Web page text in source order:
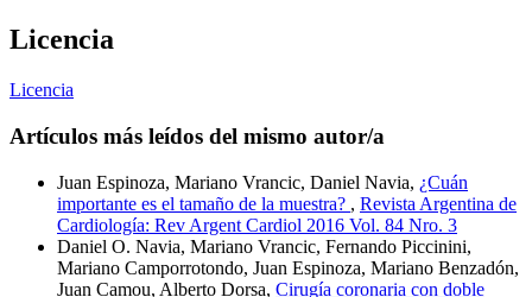
Licencia
Licencia
Artículos más leídos del mismo autor/a
Juan Espinoza, Mariano Vrancic, Daniel Navia, ¿Cuán
importante es el tamaño de la muestra? , Revista Argentina de
Cardiología: Rev Argent Cardiol 2016 Vol. 84 Nro. 3
Daniel O. Navia, Mariano Vrancic, Fernando Piccinini,
Mariano Camporrotondo, Juan Espinoza, Mariano Benzadón,
Juan Camou, Alberto Dorsa, Cirugía coronaria con doble